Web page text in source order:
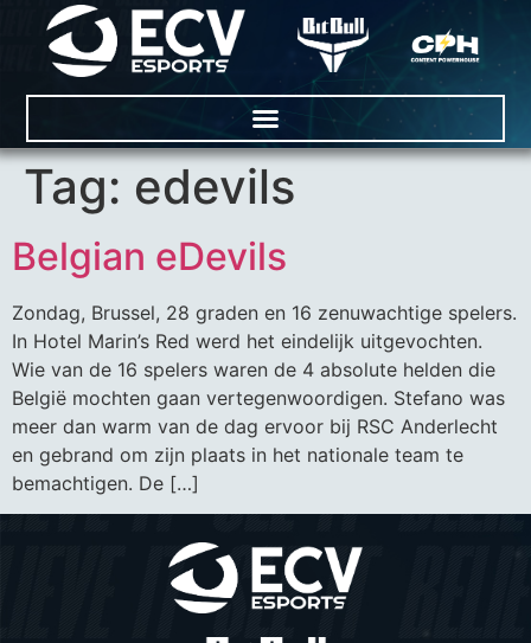
Tag: edevils
Belgian eDevils
Zondag, Brussel, 28 graden en 16 zenuwachtige spelers.
In Hotel Marin’s Red werd het eindelijk uitgevochten.
Wie van de 16 spelers waren de 4 absolute helden die
België mochten gaan vertegenwoordigen. Stefano was
meer dan warm van de dag ervoor bij RSC Anderlecht
en gebrand om zijn plaats in het nationale team te
bemachtigen. De […]